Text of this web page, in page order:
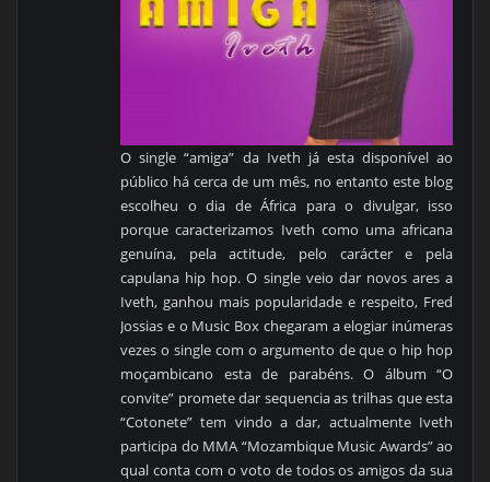
O single “amiga” da Iveth já esta disponível ao
público há cerca de um mês, no entanto este blog
escolheu o dia de África para o divulgar, isso
porque caracterizamos Iveth como uma africana
genuína, pela actitude, pelo carácter e pela
capulana hip hop. O single veio dar novos ares a
Iveth, ganhou mais popularidade e respeito, Fred
Jossias e o Music Box chegaram a elogiar inúmeras
vezes o single com o argumento de que o hip hop
moçambicano esta de parabéns. O álbum “O
convite” promete dar sequencia as trilhas que esta
“Cotonete” tem vindo a dar, actualmente Iveth
participa do MMA “Mozambique Music Awards” ao
qual conta com o voto de todos os amigos da sua